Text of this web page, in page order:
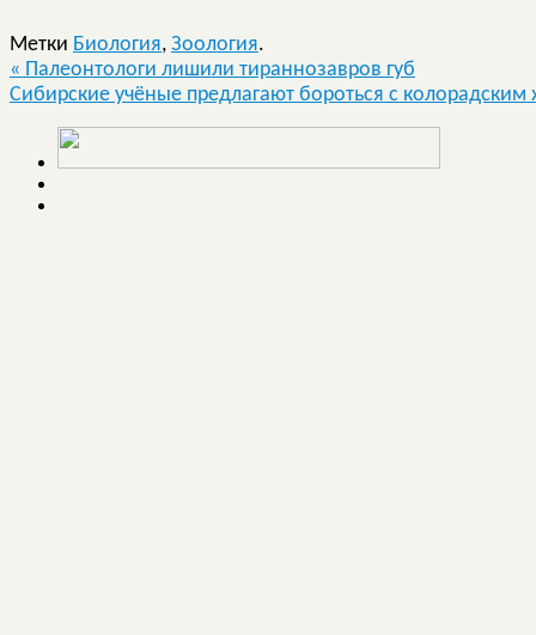
Метки Биология, Зоология.
« Палеонтологи лишили тираннозавров губ
Сибирские учёные предлагают бороться с